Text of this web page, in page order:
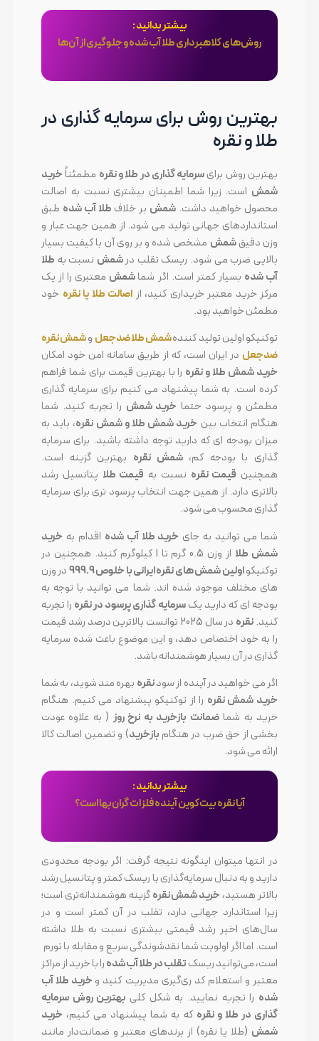
بیشتر بدانید :
روش‌های کلاهبرداری طلا آب شده و جلوگیری از آن‌ها
بهترین روش برای سرمایه گذاری در
طلا و نقره
بهترین روش برایسرمایه گذاری در طلا و نقره مطمئناًخرید
شمش است. زیرا شما اطمینان بیشتری نسبت به اصالت
محصول خواهید داشت. شمش بر خلاف طلا آب شده طبق
استانداردهای جهانی تولید می شود. از همین جهت عیار و
وزن دقیقشمش مشخص شده و بر روی آن با کیفیت بسیار
بالایی ضرب می شود. ریسک تقلب درشمش نسبت به طلا
آب شده بسیار کمتر است. اگر شماشمش معتبری را از یک
مرکز خرید معتبر خریداری کنید، از اصالت طلا یا نقره خود
مطمئن خواهید بود.
توکنیکو اولین تولید کنندهشمش طلا ضدجعل وشمش نقره
ضدجعل در ایران است، که از طریق سامانه امن خود امکان
خرید شمش طلا و نقره را با بهترین قیمت برای شما فراهم
کرده است. به شما پیشنهاد می کنیم برای سرمایه گذاری
مطمئن و پرسود حتما خرید شمش را تجربه کنید. شما
هنگام انتخاب بین خرید شمش طلا و شمش نقره، باید به
میزان بودجه ای که دارید توجه داشته باشید. برای سرمایه
گذاری با بودجه کم،شمش نقره بهترین گزینه است.
همچنین قیمت نقره نسبت به قیمت طلا پتانسیل رشد
بالاتری دارد. از همین جهت انتخاب پرسود تری برای سرمایه
گذاری محسوب می شود.
شما می توانید به جای خرید طلا آب شده اقدام به خرید
شمش طلا
از وزن 0.5 گرم تا 1 کیلوگرم کنید. همچنین در
توکنیکواولین شمش های نقره ایرانی با خلوص 999.9
در وزن
های مختلف موجود شده اند. شما می توانید با توجه به
بودجه ای که دارید یکسرمایه گذاری پرسود در نقره را تجربه
کنید.نقره
در سال 2025 توانست بالاترین درصد رشد قیمت
را به خود اختصاص دهد، و این موضوع باعث شده سرمایه
گذاری در آن بسیار هوشمندانه باشد.
اگر می خواهید در آینده از سودنقره بهره مند شوید، به شما
خرید شمش نقره را از توکنیکو پیشنهاد می کنیم. هنگام
خرید به شماضمانت بازخرید به نرخ روز ( به علاوه عودت
بخشی از حق ضرب در هنگام بازخرید) و تضمین اصالت کالا
ارائه می شود.
بیشتر بدانید :
آیا نقره بیت‌کوین آینده فلزات گران‌بها است؟
در انتها میتوان اینگونه نتیجه گرفت: اگر بودجه محدودی
دارید و به دنبال سرمایه‌گذاری با ریسک کمتر و پتانسیل رشد
بالاتر هستید،خرید شمش نقرهگزینه هوشمندانه‌تری است؛
زیرا استاندارد جهانی دارد، تقلب در آن کمتر است و در
سال‌های اخیر رشد قیمتی بیشتری نسبت به طلا داشته
است. اما اگر اولویت شما نقدشوندگی سریع و مقابله با تورم
است، می‌توانید ریسکتقلب در طلا آب شدهرا با خرید از مراکز
معتبر و استعلام کد ری‌گیری مدیریت کنید وخرید طلا آب
شده را تجربه نمایید. به شکل کلی بهترین روش سرمایه
گذاری در طلا و نقره که به شما پیشنهاد می کنیم، خرید
شمش (طلا یا نقره) از برندهای معتبر و ضمانت‌دار مانند